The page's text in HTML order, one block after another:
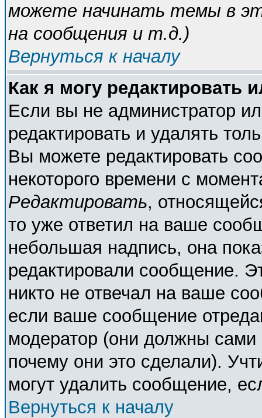
можете начинать темы в
на сообщения и т.д.)
Вернуться к началу
Как я могу редактировать
Если вы не администратор
редактировать и удалять
Вы можете редактировать
некоторого времени с
Редактировать,
то уже ответил на ваше
небольшая надпись, она
редактировали сообщение.
никто не отвечал на ваше
если ваше сообщение
модератор (они должны сами
почему они это сделали).
могут удалить сообщение,
Вернуться к началу